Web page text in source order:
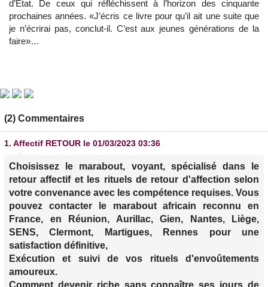
d’État. De ceux qui réfléchissent à l’horizon des cinquante
prochaines années. «J’écris ce livre pour qu’il ait une suite que
je n’écrirai pas, conclut-il. C’est aux jeunes générations de la
faire»…
(2) Commentaires
1. Affectif RETOUR le 01/03/2023 03:36
Choisissez le marabout, voyant, spécialisé dans le
retour affectif et les rituels de retour d'affection selon
votre convenance avec les compétence requises. Vous
pouvez contacter le marabout africain reconnu en
France, en Réunion, Aurillac, Gien, Nantes, Liège,
SENS, Clermont, Martigues, Rennes pour une
satisfaction définitive,
Exécution et suivi de vos rituels d'envoûtements
amoureux.
Comment devenir riche sans connaître ses jours de